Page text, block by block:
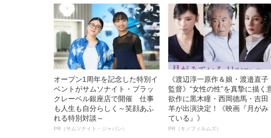
オープン1周年を記念した特別イ
ベントがサムソナイト・ブラッ
クレーベル銀座店で開催 仕事
も人生も自分らしく～笑顔あふ
れる特別対談～
PR（サムソナイト・ジャパン）
《渡辺淳一原作＆娘・渡邉直子
監督》“女性の性”を真摯に描く
欲作に黒木瞳・西岡德馬・吉田
羊が出演決定！《映画『月がみ
ている』》
PR（キノフィルムズ）